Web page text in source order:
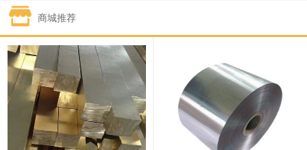
钯金
1#钴 331,000—351,000
1#锑 88,000—94,000 91,000
2#锑 84,000—90,000 87,000 0
1#镁 17,000—18,000 17,500
商城推荐